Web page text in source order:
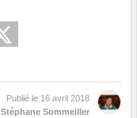
Publié le 16 avril 2018
Stéphane Sommeiller